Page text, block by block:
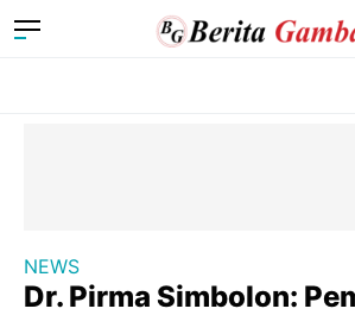
NEWS
Dr. Pirma Simbolon: